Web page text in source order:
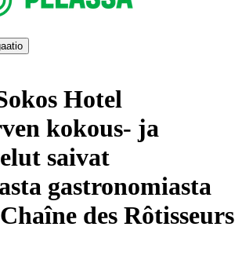
Hotel
kokous- ja
saivat
gastronomiasta
des Rôtisseurs